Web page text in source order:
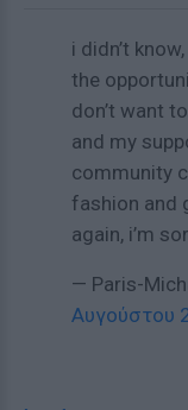
i didn’t
the
don’t want
and my
community
fashion and
again, i’m
— Paris-
Αυγούστου